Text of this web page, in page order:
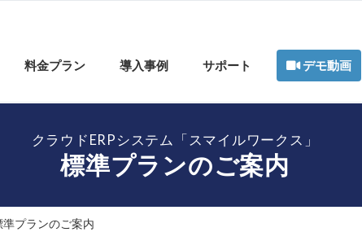
料金プラン 導入事例 サポート デモ動画
クラウドERPシステム「スマイルワークス」
標準プランのご案内
準プランのご案内